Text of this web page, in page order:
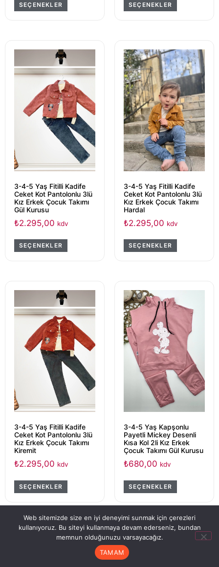
SEÇENEKLER SEÇENEKLER
3-4-5 Yaş Fitilli Kadife
Ceket Kot Pantolonlu 3lü
Kız Erkek Çocuk Takımı
Gül Kurusu
₺2.295,00 kdv
SEÇENEKLER
3-4-5 Yaş Fitilli Kadife
Ceket Kot Pantolonlu 3lü
Kız Erkek Çocuk Takımı
Hardal
₺2.295,00 kdv
SEÇENEKLER
3-4-5 Yaş Fitilli Kadife
Ceket Kot Pantolonlu 3lü
Kız Erkek Çocuk Takımı
Kiremit
₺2.295,00 kdv
SEÇENEKLER
3-4-5 Yaş Kapşonlu
Payetli Mickey Desenli
Kısa Kol 2li Kız Erkek
Çocuk Takımı Gül Kurusu
₺680,00 kdv
SEÇENEKLER
Hesabım Sipariş Takip
Web sitemizde size en iyi deneyimi sunmak için çerezleri
kullanıyoruz. Bu siteyi kullanmaya devam ederseniz, bundan
memnun olduğunuzu varsayacağız.
TAMAM